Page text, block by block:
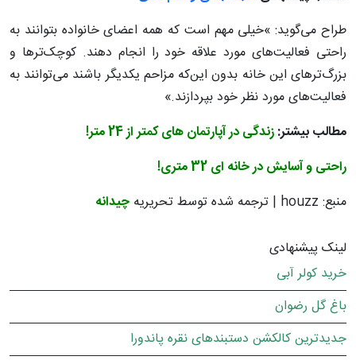
طراح می‌گوید:‌ »خیلی مهم است که همه اعضای خانواده بتوانند به
راحتی فعالیت‌های مورد علاقه خود را انجام دهند. کوچک‌ترها و
بزرگ‌تر‌های این خانه بدون این‌که مزاحم یکدیگر باشند می‌توانند به
فعالیت‌های مورد نظر خود بپردازند.»
مطالب بیشتر:زندگی در آپارتمان های کمتر از 24 متر!
راحتی و آسایش در خانه ای 32 متری!
منبع: houzz | ترجمه شده توسط تحریریه
چیدانه
لینک پیشنهادی
خرید کولر آبی
باغ گل رضوان
جدیدترین کالکشن دستبندهای نقره پاندورا